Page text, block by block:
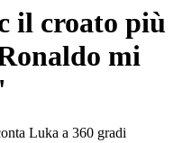
il croato più
mi
Luka a 360 gradi